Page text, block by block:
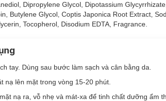
Dipropylene Glycol, Dipotassium
Butylene Glycol, Coptis Japonica Root Extract,
Tocopherol, Disodium EDTA, Fragrance.
tay. Dùng sau bước làm sạch và cân bằng da.
nạ lên mặt trong vòng 15-20 phút.
nạ ra, vỗ nhẹ và mát-xa để tinh chất dưỡng ẩm